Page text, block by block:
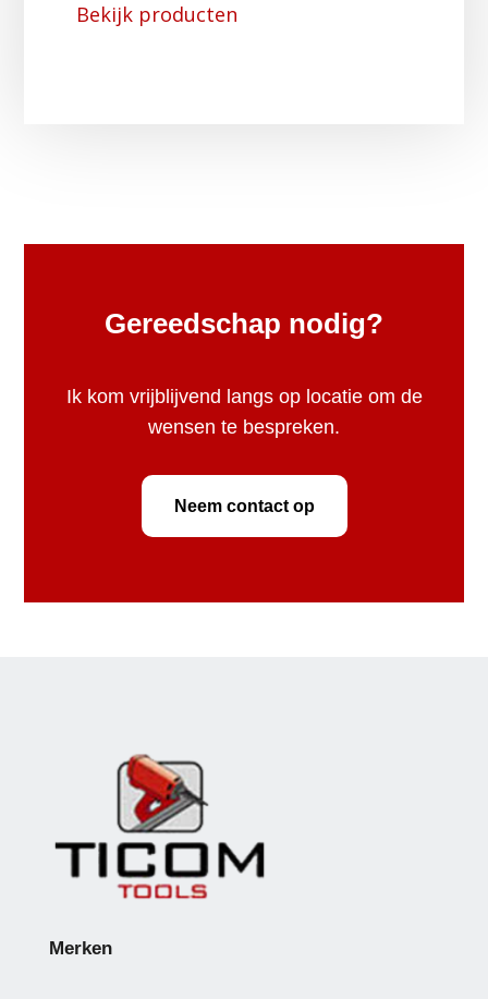
Bekijk producten
Gereedschap nodig?
Ik kom vrijblijvend langs op locatie om de
wensen te bespreken.
Neem contact op
Merken